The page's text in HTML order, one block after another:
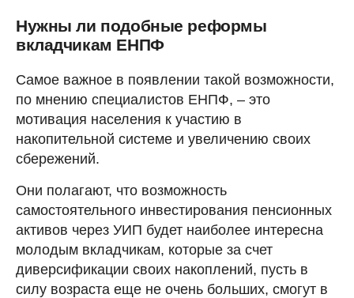
Нужны ли подобные реформы
вкладчикам ЕНПФ
Самое важное в появлении такой возможности,
по мнению специалистов ЕНПФ, – это
мотивация населения к участию в
накопительной системе и увеличению своих
сбережений.
Они полагают, что возможность
самостоятельного инвестирования пенсионных
активов через УИП будет наиболее интересна
молодым вкладчикам, которые за счет
диверсификации своих накоплений, пусть в
силу возраста еще не очень больших, смогут в